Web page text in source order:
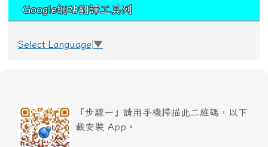
Google網站翻譯工具列
Select Language ▼
『步驟一』請用手機掃描此二維碼，以下
載安裝 App。